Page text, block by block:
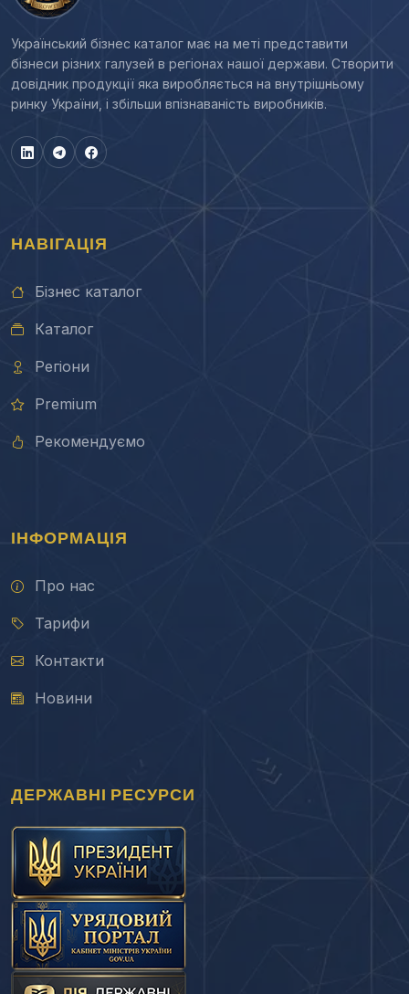
Український бізнес каталог має на меті представити
бізнеси різних галузей в регіонах нашої держави. Створити
довідник продукції яка виробляється на внутрішньому
ринку України, і збільши впізнаваність виробників.
НАВІГАЦІЯ
Бізнес каталог
Каталог
Регіони
Premium
Рекомендуємо
ІНФОРМАЦІЯ
Про нас
Тарифи
Контакти
Новини
ДЕРЖАВНІ РЕСУРСИ